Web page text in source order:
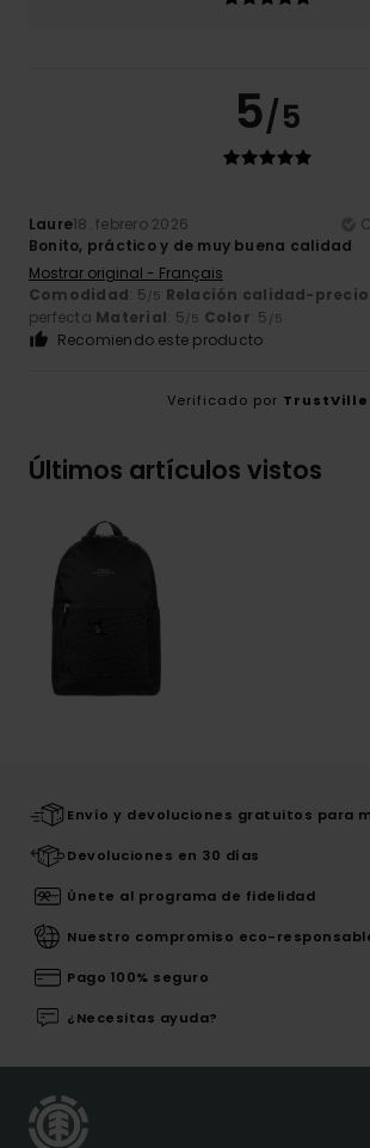
5/5
Laure18. febrero 2026
Bonito, práctico y de muy buena calidad
Mostrar original - Français
Comodidad: 5/5 Relación calidad-precio
perfecta Material: 5/5 Color: 5 /5
Recomiendo este producto
Verificado por TrustVille
Últimos artículos vistos
Envío y devoluciones gratuitos para
Devoluciones en 30 días
Únete al programa de fidelidad
Nuestro compromiso eco-
Pago 100% seguro
¿Necesitas ayuda?